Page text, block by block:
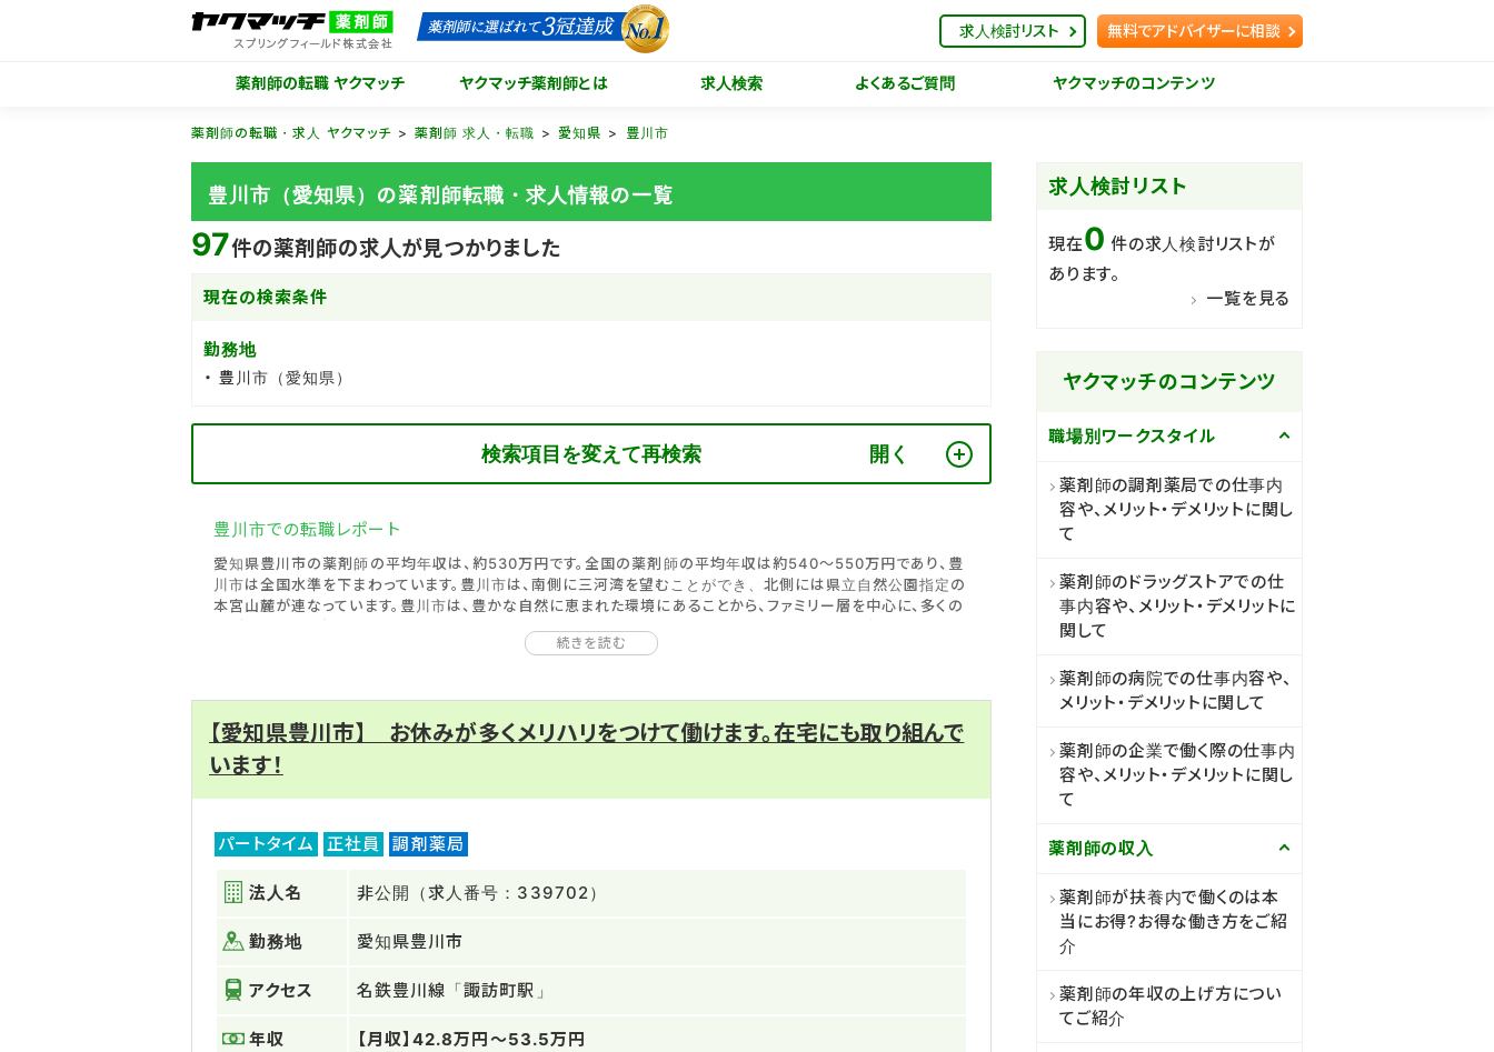
薬剤師の転職 ヤクマッチ ヤクマッチ薬剤師とは 求人検索 よくあるご質問 ヤクマッチのコンテンツ
求人検討リスト 無料でアドバイザーに相談
薬剤師の転職・求人 ヤクマッチ 薬剤師 求人・転職 愛知県 豊川市
豊川市（愛知県）の薬剤師転職・求人情報の一覧
97件の薬剤師の求人が見つかりました
現在の検索条件
勤務地
豊川市（愛知県）
検索項目を変えて再検索
豊川市での転職レポート
愛知県豊川市の薬剤師の平均年収は、約530万円です。全国の薬剤師の平均年収は約540～550万円であり、豊
川市は全国水準を下まわっています。豊川市は、南側に三河湾を望むことができ、北側には県立自然公園指定の
本宮山麓が連なっています。豊川市は、豊かな自然に恵まれた環境にあることから、ファミリー層を中心に、多くの
続きを読む
【愛知県豊川市】 お休みが多くメリハリをつけて働けます。在宅にも取り組んで
います！
パートタイム 正社員 調剤薬局
法人名 非公開（求人番号：339702）
勤務地 愛知県豊川市
アクセス 名鉄豊川線「諏訪町駅」
年収
【月収】42.8万円～53.5万円
求人検討リスト
現在0 件の求人検討リストが
あります。
一覧を見る
ヤクマッチのコンテンツ
職場別ワークスタイル
薬剤師の調剤薬局での仕事内
容や、メリット・デメリットに関し
て
薬剤師のドラッグストアでの仕
事内容や、メリット・デメリットに
関して
薬剤師の病院での仕事内容や、
メリット・デメリットに関して
薬剤師の企業で働く際の仕事内
容や、メリット・デメリットに関し
て
薬剤師の収入
薬剤師が扶養内で働くのは本
当にお得?お得な働き方をご紹
介
薬剤師の年収の上げ方につい
てご紹介